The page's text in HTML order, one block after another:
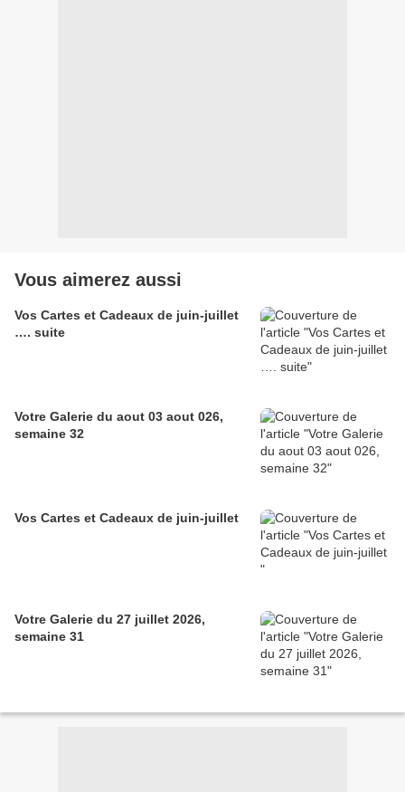
Vous aimerez aussi
Vos Cartes et Cadeaux de juin-juillet
…. suite
Votre Galerie du aout 03 aout 026,
semaine 32
Vos Cartes et Cadeaux de juin-juillet
Votre Galerie du 27 juillet 2026,
semaine 31